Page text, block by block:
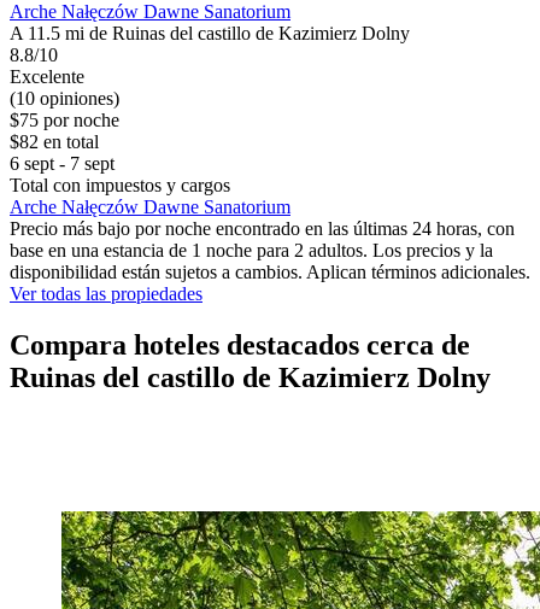
Arche Nałęczów Dawne Sanatorium
A 11.5 mi de Ruinas del castillo de Kazimierz Dolny
8.8/10
Excelente
(10 opiniones)
$75 por noche
$82 en total
6 sept - 7 sept
Total con impuestos y cargos
Arche Nałęczów Dawne Sanatorium
Precio más bajo por noche encontrado en las últimas 24 horas, con
base en una estancia de 1 noche para 2 adultos. Los precios y la
disponibilidad están sujetos a cambios. Aplican términos adicionales.
Ver todas las propiedades
Compara hoteles destacados cerca de
Ruinas del castillo de Kazimierz Dolny